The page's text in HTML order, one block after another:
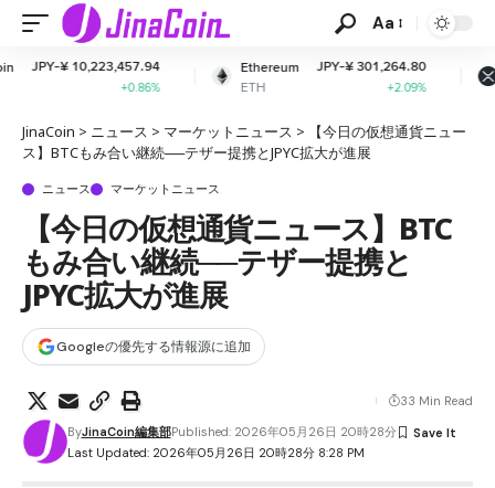
Aa
Ethereum
ETH
JPY-¥ 301,264.80
XRP
XRP
JPY-¥
JinaCoin > ニュース > マーケットニュース >
【今日の仮想通貨ニュー
ス】BTCもみ合い継続──テザー提携とJPYC拡大が進展
ニュース マーケットニュース
【今日の仮想通貨ニュース】BTC
もみ合い継続──テザー提携と
JPYC拡大が進展
Googleの優先する情報源に追加
Last Updated: 2026年05月26日 20時28分 8:28 PM
ByJinaCoin編集部Published: 2026年05月26日 20時28分
33 Min Read